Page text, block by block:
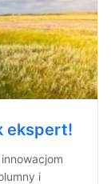
ekspert!
i